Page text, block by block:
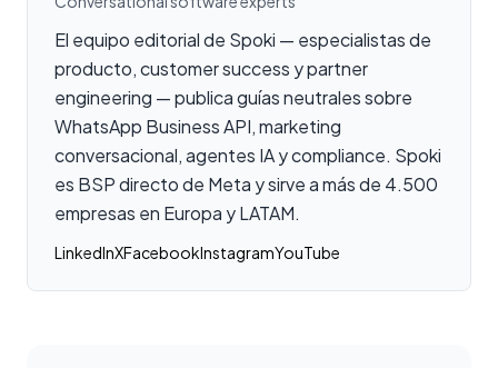
El equipo editorial de Spoki — especialistas de
producto, customer success y partner
engineering — publica guías neutrales sobre
WhatsApp Business API, marketing
conversacional, agentes IA y compliance. Spoki
es BSP directo de Meta y sirve a más de 4.500
empresas en Europa y LATAM.
LinkedInXFacebookInstagramYouTube